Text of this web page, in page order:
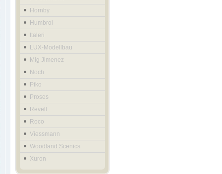
Hornby
Humbrol
Italeri
LUX-Modellbau
Mig Jimenez
Noch
Piko
Proses
Revell
Roco
Viessmann
Woodland Scenics
Xuron